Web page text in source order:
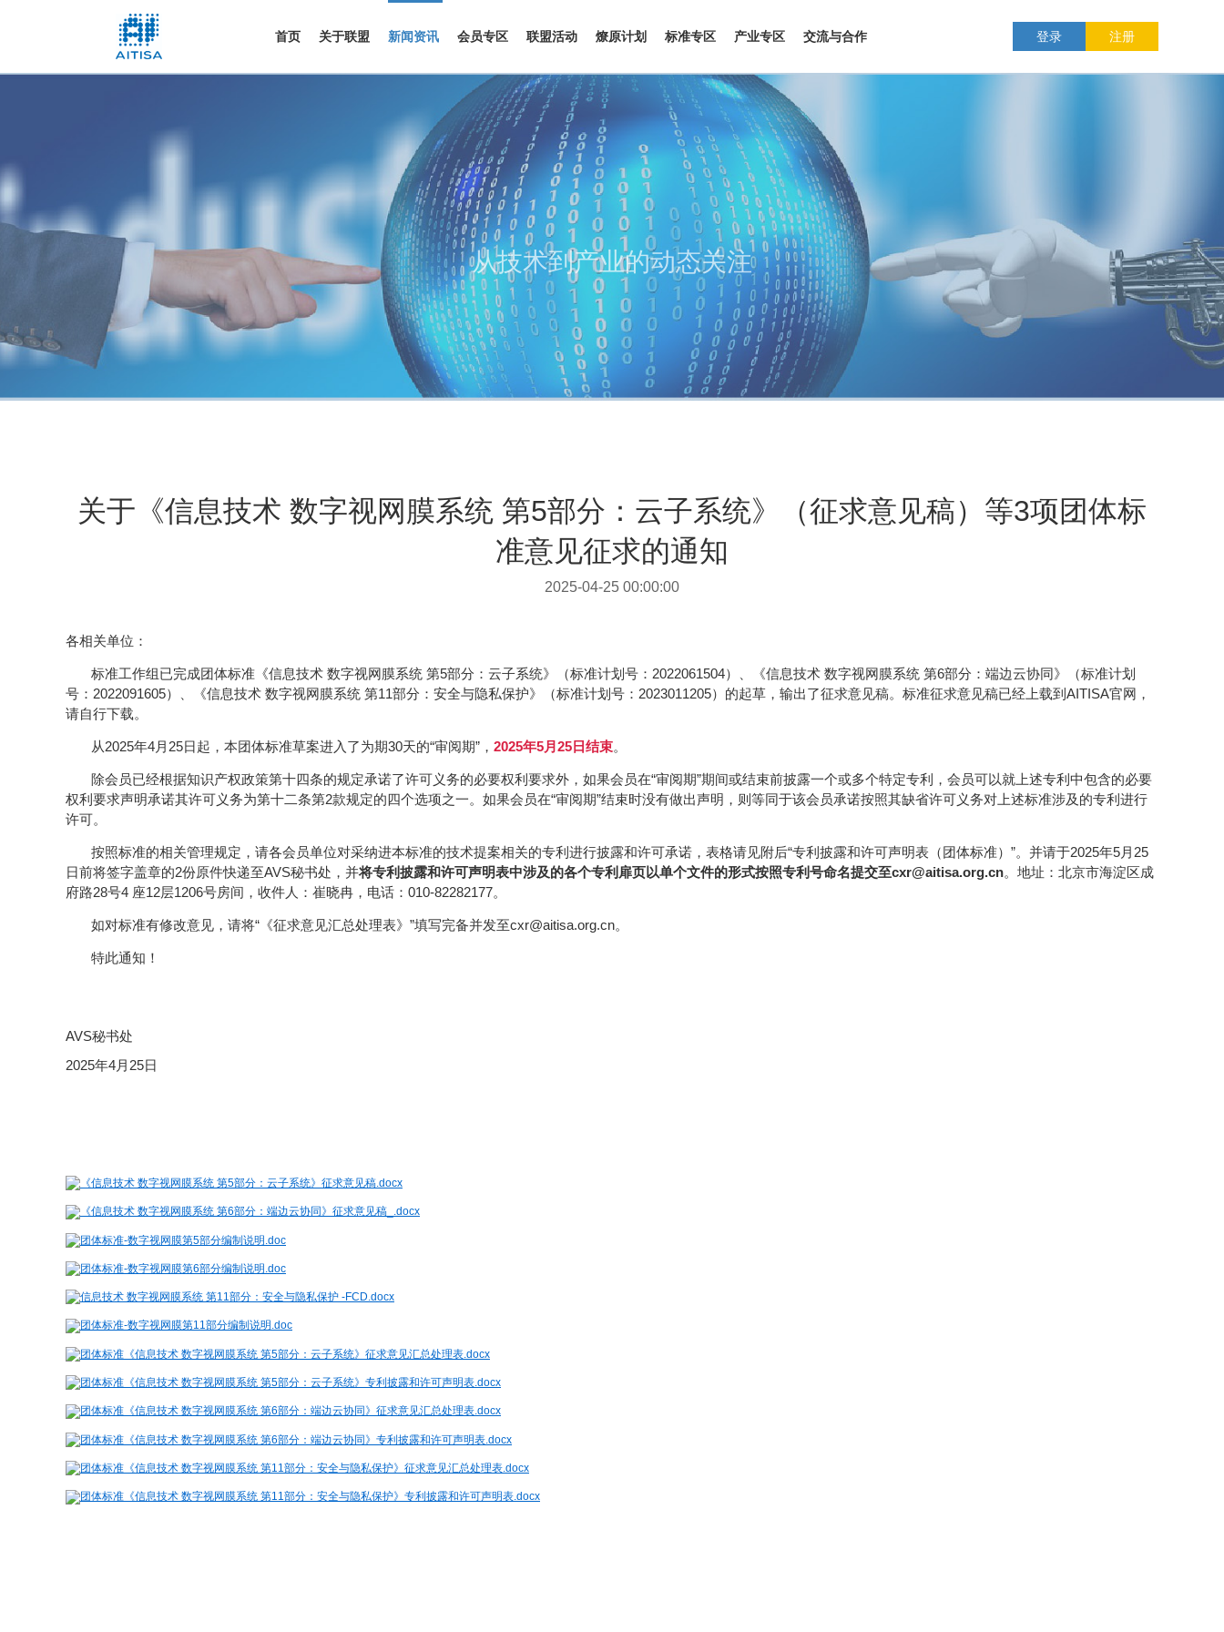
首页 关于联盟 新闻资讯 会员专区 联盟活动 燎原计划 标准专区 产业专区 交流与合作 登录 注册
从技术到产业的动态关注
关于《信息技术 数字视网膜系统 第5部分：云子系统》（征求意见稿）等3项团体标
准意见征求的通知
2025-04-25 00:00:00
各相关单位：
标准工作组已完成团体标准《信息技术 数字视网膜系统 第5部分：云子系统》（标准计划号：2022061504）、《信息技术 数字视网膜系统 第6部分：端边云协同》（标准计划
号：2022091605）、《信息技术 数字视网膜系统 第11部分：安全与隐私保护》（标准计划号：2023011205）的起草，输出了征求意见稿。标准征求意见稿已经上载到AITISA官网，
请自行下载。
从2025年4月25日起，本团体标准草案进入了为期30天的“审阅期”， 2025年5月25日结束。
除会员已经根据知识产权政策第十四条的规定承诺了许可义务的必要权利要求外，如果会员在“审阅期”期间或结束前披露一个或多个特定专利，会员可以就上述专利中包含的必要
权利要求声明承诺其许可义务为第十二条第2款规定的四个选项之一。如果会员在“审阅期”结束时没有做出声明，则等同于该会员承诺按照其缺省许可义务对上述标准涉及的专利进行
许可。
按照标准的相关管理规定，请各会员单位对采纳进本标准的技术提案相关的专利进行披露和许可承诺，表格请见附后“专利披露和许可声明表（团体标准）”。并请于2025年5月25
日前将签字盖章的2份原件快递至AVS秘书处，并将专利披露和许可声明表中涉及的各个专利扉页以单个文件的形式按照专利号命名提交至cxr@aitisa.org.cn。地址：北京市海淀区成
府路28号4 座12层1206号房间，收件人：崔晓冉，电话：010-82282177。
如对标准有修改意见，请将“《征求意见汇总处理表》”填写完备并发至cxr@aitisa.org.cn。
特此通知！
AVS秘书处
2025年4月25日
《信息技术 数字视网膜系统 第5部分：云子系统》征求意见稿.docx
《信息技术 数字视网膜系统 第6部分：端边云协同》征求意见稿_.docx
团体标准-数字视网膜第5部分编制说明.doc
团体标准-数字视网膜第6部分编制说明.doc
信息技术 数字视网膜系统 第11部分：安全与隐私保护 -FCD.docx
团体标准-数字视网膜第11部分编制说明.doc
团体标准《信息技术 数字视网膜系统 第5部分：云子系统》征求意见汇总处理表.docx
团体标准《信息技术 数字视网膜系统 第5部分：云子系统》专利披露和许可声明表.docx
团体标准《信息技术 数字视网膜系统 第6部分：端边云协同》征求意见汇总处理表.docx
团体标准《信息技术 数字视网膜系统 第6部分：端边云协同》专利披露和许可声明表.docx
团体标准《信息技术 数字视网膜系统 第11部分：安全与隐私保护》征求意见汇总处理表.docx
团体标准《信息技术 数字视网膜系统 第11部分：安全与隐私保护》专利披露和许可声明表.docx